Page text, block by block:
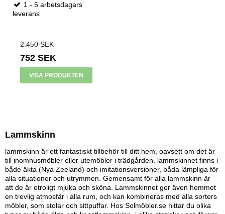
1 - 5 arbetsdagars
leverans
2.450 SEK
752 SEK
VISA PRODUKTEN
Lammskinn
lammskinn är ett fantastiskt tillbehör till ditt hem, oavsett om det är
till inomhusmöbler eller utemöbler i trädgården. lammskinnet finns i
både äkta (Nya Zeeland) och imitationsversioner, båda lämpliga för
alla situationer och utrymmen. Gemensamt för alla lammskinn är
att de är otroligt mjuka och sköna. Lammskinnet ger även hemmet
en trevlig atmosfär i alla rum, och kan kombineras med alla sorters
möbler, som stolar och sittpuffar. Hos Solmöbler.se hittar du olika